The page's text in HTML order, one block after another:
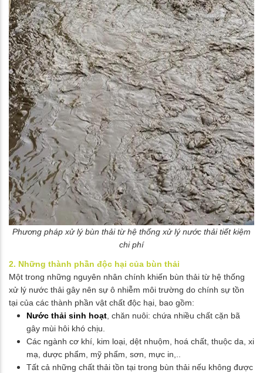
Phương pháp xử lý bùn thải từ hệ thống xử lý nước thải tiết kiệm
chi phí
2. Những thành phần độc hại của bùn thải
Một trong những nguyên nhân chính khiến bùn thải từ hệ thống
xử lý nước thải gây nên sự ô nhiễm môi trường do chính sự tồn
tại của các thành phần vật chất độc hại, bao gồm:
Nước thải sinh hoạt, chăn nuôi: chứa nhiều chất cặn bã
gây mùi hôi khó chịu.
Các ngành cơ khí, kim loại, dệt nhuộm, hoá chất, thuộc da, xi
mạ, dược phẩm, mỹ phẩm, sơn, mực in,..
Tất cả những chất thải tồn tại trong bùn thải nếu không được